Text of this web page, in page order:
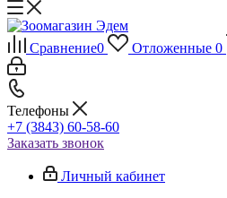
Сравнение0 Отложенные 0
Телефоны
+7 (3843) 60-58-60
Заказать звонок
Личный кабинет